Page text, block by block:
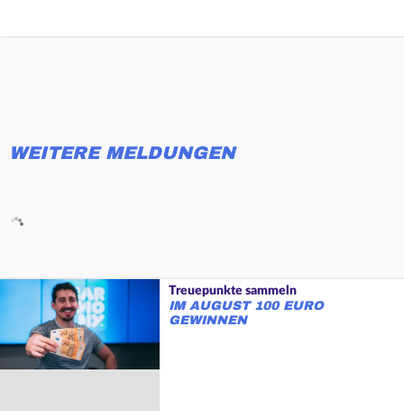
WEITERE MELDUNGEN
Treuepunkte sammeln
IM AUGUST 100 EURO
GEWINNEN